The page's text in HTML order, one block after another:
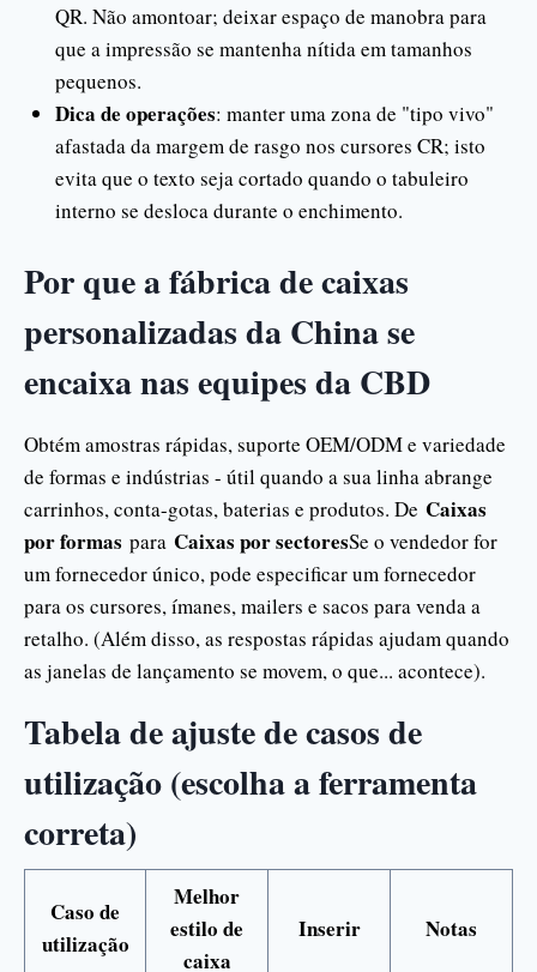
QR. Não amontoar; deixar espaço de manobra para
que a impressão se mantenha nítida em tamanhos
pequenos.
Dica de operações: manter uma zona de "tipo vivo"
afastada da margem de rasgo nos cursores CR; isto
evita que o texto seja cortado quando o tabuleiro
interno se desloca durante o enchimento.
Por que a fábrica de caixas
personalizadas da China se
encaixa nas equipes da CBD
Obtém amostras rápidas, suporte OEM/ODM e variedade
de formas e indústrias - útil quando a sua linha abrange
carrinhos, conta-gotas, baterias e produtos. De Caixas
por formas para Caixas por sectoresSe o vendedor for
um fornecedor único, pode especificar um fornecedor
para os cursores, ímanes, mailers e sacos para venda a
retalho. (Além disso, as respostas rápidas ajudam quando
as janelas de lançamento se movem, o que... acontece).
Tabela de ajuste de casos de
utilização (escolha a ferramenta
correta)
Caso de
utilização
Melhor
estilo de
caixa
Inserir Notas